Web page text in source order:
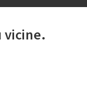
vicine.